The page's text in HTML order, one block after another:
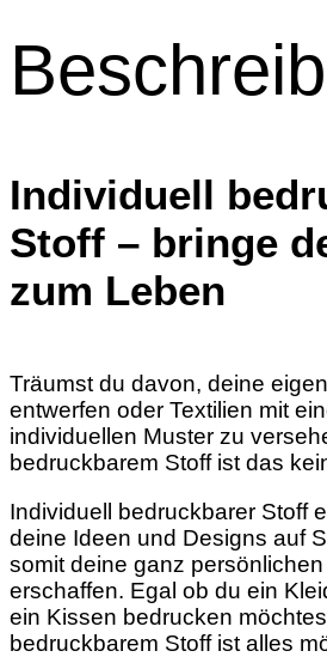
Individuell
Stoff – bringe
zum Leben
Träumst du davon, deine
entwerfen oder Textilien mit
individuellen Muster zu
bedruckbarem Stoff ist das
Individuell bedruckbarer Stoff
deine Ideen und Designs auf
somit deine ganz persönlichen
erschaffen. Egal ob du ein
ein Kissen bedrucken
bedruckbarem Stoff ist alles